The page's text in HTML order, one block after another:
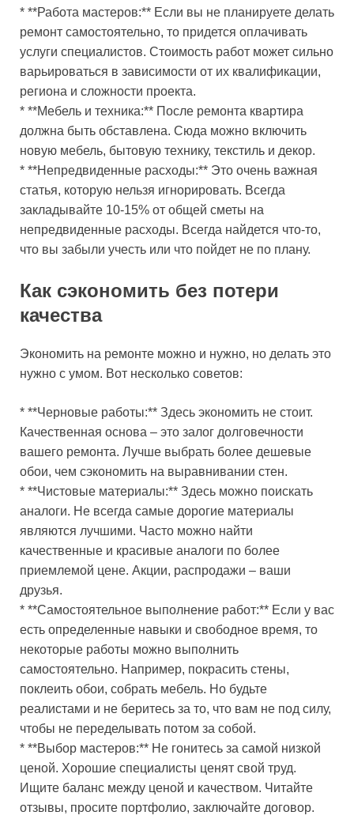
* **Работа мастеров:** Если вы не планируете делать
ремонт самостоятельно, то придется оплачивать
услуги специалистов. Стоимость работ может сильно
варьироваться в зависимости от их квалификации,
региона и сложности проекта.
* **Мебель и техника:** После ремонта квартира
должна быть обставлена. Сюда можно включить
новую мебель, бытовую технику, текстиль и декор.
* **Непредвиденные расходы:** Это очень важная
статья, которую нельзя игнорировать. Всегда
закладывайте 10-15% от общей сметы на
непредвиденные расходы. Всегда найдется что-то,
что вы забыли учесть или что пойдет не по плану.
Как сэкономить без потери
качества
Экономить на ремонте можно и нужно, но делать это
нужно с умом. Вот несколько советов:
* **Черновые работы:** Здесь экономить не стоит.
Качественная основа – это залог долговечности
вашего ремонта. Лучше выбрать более дешевые
обои, чем сэкономить на выравнивании стен.
* **Чистовые материалы:** Здесь можно поискать
аналоги. Не всегда самые дорогие материалы
являются лучшими. Часто можно найти
качественные и красивые аналоги по более
приемлемой цене. Акции, распродажи – ваши
друзья.
* **Самостоятельное выполнение работ:** Если у вас
есть определенные навыки и свободное время, то
некоторые работы можно выполнить
самостоятельно. Например, покрасить стены,
поклеить обои, собрать мебель. Но будьте
реалистами и не беритесь за то, что вам не под силу,
чтобы не переделывать потом за собой.
* **Выбор мастеров:** Не гонитесь за самой низкой
ценой. Хорошие специалисты ценят свой труд.
Ищите баланс между ценой и качеством. Читайте
отзывы, просите портфолио, заключайте договор.